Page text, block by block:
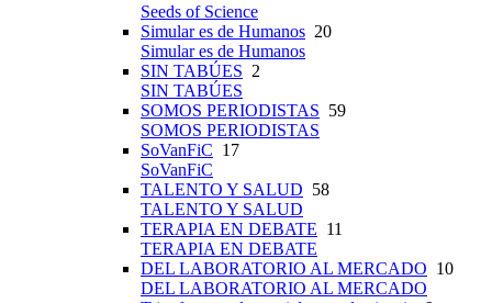
Seeds of Science
Simular es de Humanos 20
Simular es de Humanos
SIN TABÚES 2
SIN TABÚES
SOMOS PERIODISTAS 59
SOMOS PERIODISTAS
SoVanFiC 17
SoVanFiC
TALENTO Y SALUD 58
TALENTO Y SALUD
TERAPIA EN DEBATE 11
TERAPIA EN DEBATE
DEL LABORATORIO AL MERCADO 10
DEL LABORATORIO AL MERCADO